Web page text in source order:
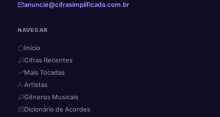
anuncie@cifrasimplificada.com.br
NAVEGAR
Início
Cifras Recentes
Mais Tocadas
Artistas
Gêneros Musicais
Dicionário de Acordes